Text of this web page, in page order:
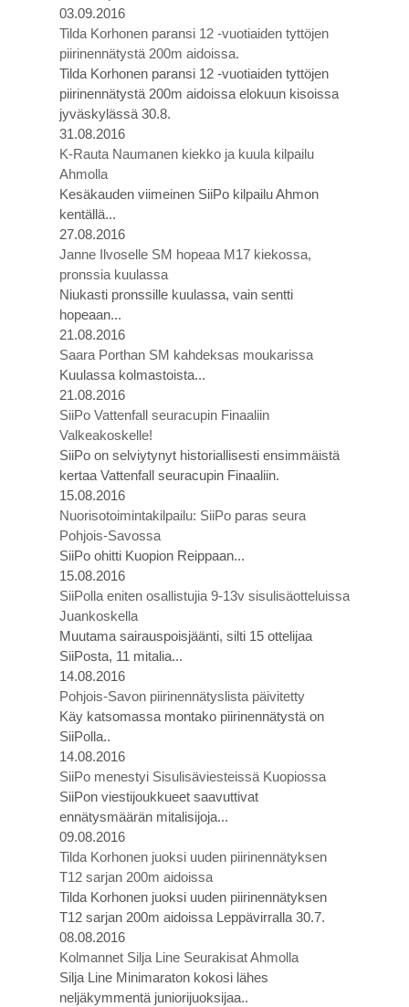
03.09.2016
Tilda Korhonen paransi 12 -vuotiaiden tyttöjen
piirinennätystä 200m aidoissa.
Tilda Korhonen paransi 12 -vuotiaiden tyttöjen
piirinennätystä 200m aidoissa elokuun kisoissa
jyväskylässä 30.8.
31.08.2016
K-Rauta Naumanen kiekko ja kuula kilpailu
Ahmolla
Kesäkauden viimeinen SiiPo kilpailu Ahmon
kentällä...
27.08.2016
Janne Ilvoselle SM hopeaa M17 kiekossa,
pronssia kuulassa
Niukasti pronssille kuulassa, vain sentti
hopeaan...
21.08.2016
Saara Porthan SM kahdeksas moukarissa
Kuulassa kolmastoista...
21.08.2016
SiiPo Vattenfall seuracupin Finaaliin
Valkeakoskelle!
SiiPo on selviytynyt historiallisesti ensimmäistä
kertaa Vattenfall seuracupin Finaaliin.
15.08.2016
Nuorisotoimintakilpailu: SiiPo paras seura
Pohjois-Savossa
SiiPo ohitti Kuopion Reippaan...
15.08.2016
SiiPolla eniten osallistujia 9-13v sisulisäotteluissa
Juankoskella
Muutama sairauspoisjäänti, silti 15 ottelijaa
SiiPosta, 11 mitalia...
14.08.2016
Pohjois-Savon piirinennätyslista päivitetty
Käy katsomassa montako piirinennätystä on
SiiPolla..
14.08.2016
SiiPo menestyi Sisulisäviesteissä Kuopiossa
SiiPon viestijoukkueet saavuttivat
ennätysmäärän mitalisijoja...
09.08.2016
Tilda Korhonen juoksi uuden piirinennätyksen
T12 sarjan 200m aidoissa
Tilda Korhonen juoksi uuden piirinennätyksen
T12 sarjan 200m aidoissa Leppävirralla 30.7.
08.08.2016
Kolmannet Silja Line Seurakisat Ahmolla
Silja Line Minimaraton kokosi lähes
neljäkymmentä juniorijuoksijaa..